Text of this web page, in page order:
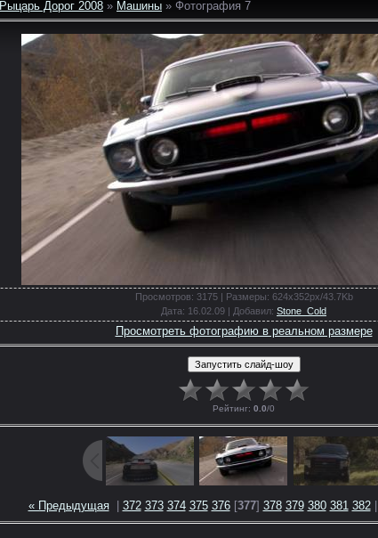
Рыцарь Дорог 2008 » Машины » Фотография 7
Просмотров: 3175 | Размеры: 624x352px/43.7Kb
Дата: 16.02.09 | Добавил: Stone_Cold
Просмотреть фотографию в реальном размере
Рейтинг: 0.0/0
« Предыдущая| 372 373 374 375 376[377] 378 379 380 381 382|